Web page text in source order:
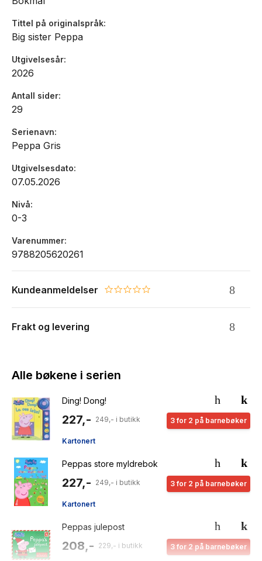
Tittel på originalspråk
Big sister Peppa
Utgivelsesår
2026
Antall sider
29
Serienavn
Peppa Gris
Utgivelsesdato
07.05.2026
Nivå
0-3
Varenummer
9788205620261
Kundeanmeldelser 0.0 star rating
Frakt og levering
Alle bøkene i serien
Ding! Dong!
227,- 249,- i butikk 3 for 2 på barnebøker
Kartonert
Peppas store myldrebok
227,- 249,- i butikk 3 for 2 på barnebøker
Kartonert
Peppas julepost
208,- 229,- i butikk 3 for 2 på barnebøker